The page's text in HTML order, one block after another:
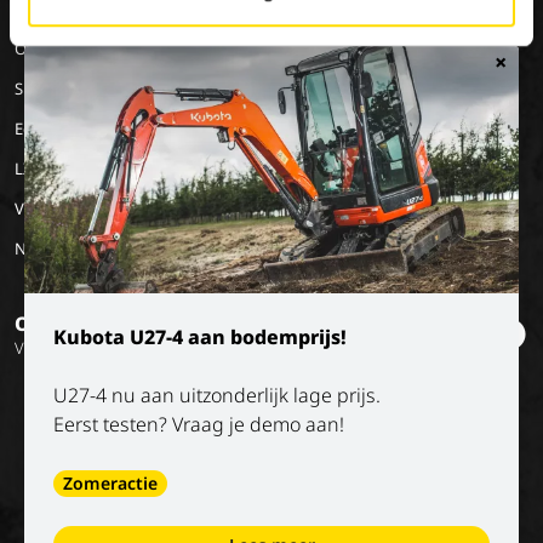
×
Kubota U27-4 aan bodemprijs!
U27-4 nu aan uitzonderlijk lage prijs.
Eerst testen? Vraag je demo aan!
Zomeractie
Onze merken
Special Applications
Eco Applications
LX Used Equipment
Verhuurpartners
New old stock
Werken bij Luyckx
Stage/vakantiejob
Onze visie
Onze missie
Geschiedenis
Op de hoogte blijven?
Volg onze socials